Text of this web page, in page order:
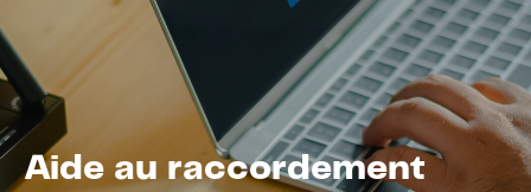
Aide au raccordement